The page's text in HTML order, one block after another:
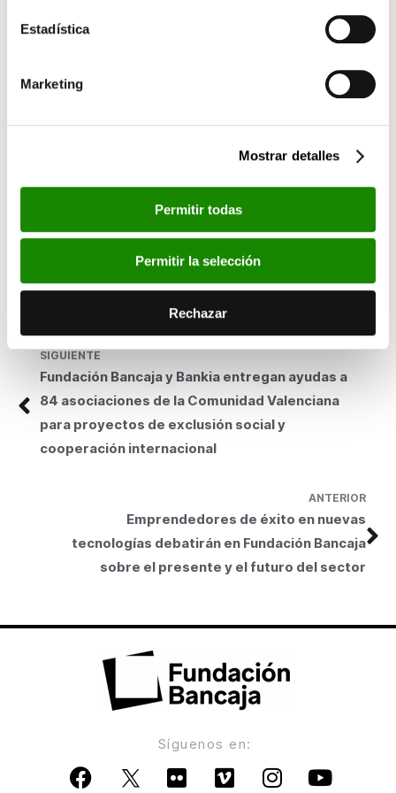
Estadística
Marketing
Mostrar detalles
Permitir todas
Permitir la selección
Rechazar
colaborar con organizaciones sociales comprometidas con los
colectivos más desfavorecidos. Este año, Bankia se ha sumado
estrategia de responsabilidad corporativa, cuyo objetivo es dar
respuesta a las necesidades de la sociedad actual, colaborando
Valencia acogerá el martes 16 de julio, a las 18:30 horas, el acto
asociaciones beneficiarias puede consultarse en la web de
Fundación Bancaja: www.fundacionbancaja.es
ANTERIOR
Emprendedores de éxito en nuevas
tecnologías debatirán en Fundación Bancaja
sobre el presente y el futuro del sector
SIGUIENTE
Fundación Bancaja y Bankia entregan ayudas a
84 asociaciones de la Comunidad Valenciana
para proyectos de exclusión social y
cooperación internacional
Síguenos en: